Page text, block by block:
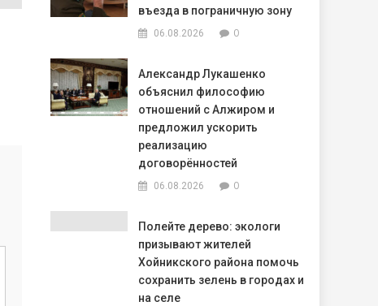
въезда в пограничную зону
06.08.2026 0
Александр Лукашенко
объяснил философию
отношений с Алжиром и
предложил ускорить
реализацию
договорённостей
06.08.2026 0
Полейте дерево: экологи
призывают жителей
Хойникского района помочь
сохранить зелень в городах и
на селе